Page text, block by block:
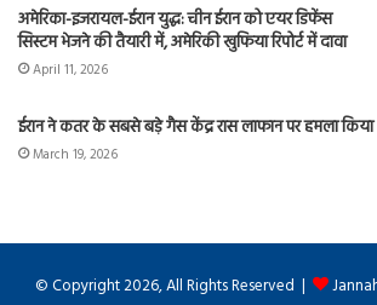
अमेरिका-इजरायल-ईरान युद्ध: चीन ईरान को एयर डिफेंस
सिस्टम भेजने की तैयारी में, अमेरिकी खुफिया रिपोर्ट में दावा
April 11, 2026
ईरान ने कतर के सबसे बड़े गैस केंद्र रास लाफान पर हमला किया
March 19, 2026
© Copyright 2026, All Rights Reserved |